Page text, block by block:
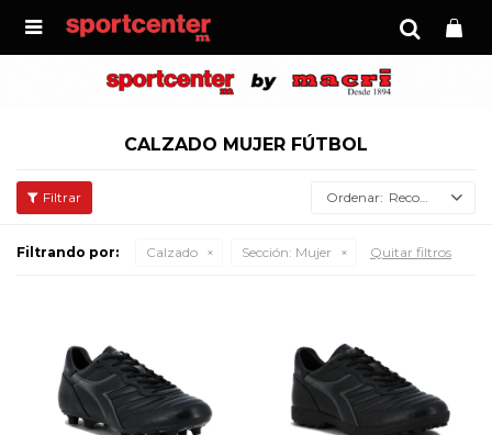

CALZADO MUJER FÚTBOL
Recomendados
Filtrando por: Calzado Sección: Mujer Quitar filtros